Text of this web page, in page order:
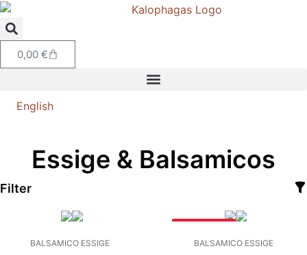
0,00 €
English
Essige & Balsamicos
Filter
BALSAMICO ESSIGE
BALSAMICO ESSIGE